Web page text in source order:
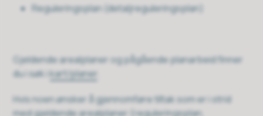
Reguleringsplan (detaljreguleringsplan)
Gjeldende arealplaner og pågående planarbeid finner
du i søk ikart/planer
Hvis noen ønsker å gjennomføre tiltak som er i strid
med gjeldende arealplaner (reguleringsplan,